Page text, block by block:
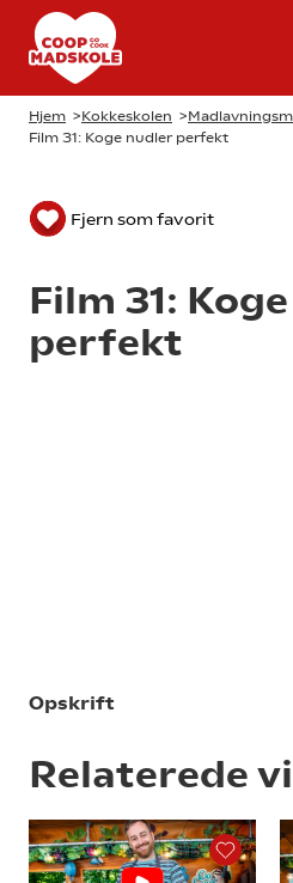
Hjem >Kokkeskolen >
Film 31: Koge nudler perfekt
Fjern som favorit
Film 31:
perfekt
Opskrift
Relaterede